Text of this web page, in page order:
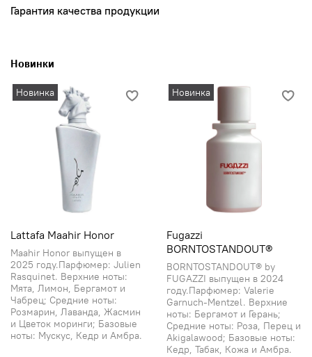
Гарантия качества продукции
Новинки
Новинка
Lattafa Maahir Honor
Maahir Honor выпущен в
2025 году.Парфюмер: Julien
Rasquinet. Верхние ноты:
Мята, Лимон, Бергамот и
Чабрец; Средние ноты:
Розмарин, Лаванда, Жасмин
и Цветок моринги; Базовые
ноты: Мускус, Кедр и Амбра.
Новинка
Fugazzi
BORNTOSTANDOUT®
BORNTOSTANDOUT® by
FUGAZZI выпущен в 2024
году.Парфюмер: Valerie
Garnuch-Mentzel. Верхние
ноты: Бергамот и Герань;
Средние ноты: Роза, Перец и
Akigalawood; Базовые ноты:
Кедр, Табак, Кожа и Амбра.